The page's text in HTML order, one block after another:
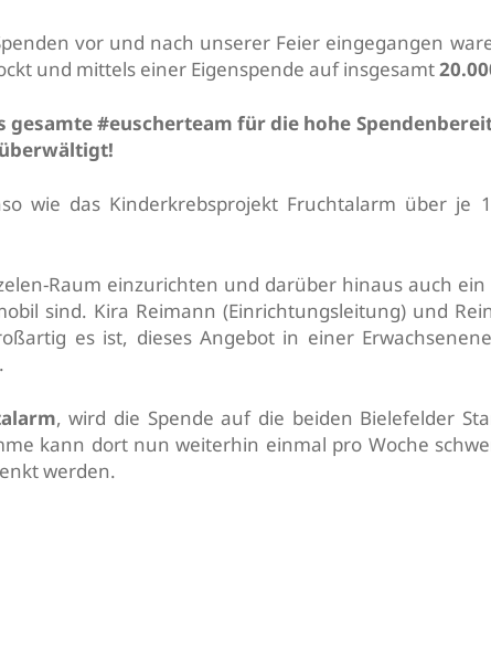
vor und nach unserer Feier eingegangen
und mittels einer Eigenspende auf insgesamt
gesamte #euscherteam für die hohe
wie das Kinderkrebsprojekt Fruchtalarm über je
Raum einzurichten und darüber hinaus auch ein
sind. Kira Reimann (Einrichtungsleitung) und
es ist, dieses Angebot in einer
, wird die Spende auf die beiden Bielefelder
kann dort nun weiterhin einmal pro Woche
werden.